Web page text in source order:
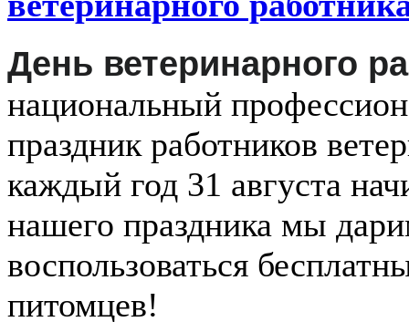
День ветеринарного
национальный
праздник работников
каждый год 31 августа
нашего праздника мы
воспользоваться
питомцев!